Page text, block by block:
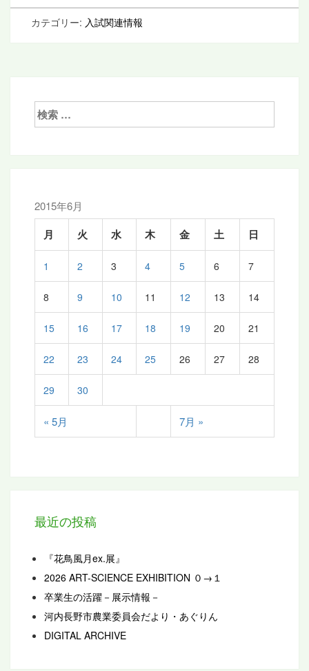
カテゴリー: 入試関連情報
検
索:
2015年6月
月 火 水 木 金 土 日
« 5月 7月 »
1 2 3 4 5 6 7
8 9 10 11 12 13 14
15 16 17 18 19 20 21
22 23 24 25 26 27 28
29 30
最近の投稿
『花鳥風月ex.展』
2026 ART-SCIENCE EXHIBITION ０→１
卒業生の活躍－展示情報－
河内長野市農業委員会だより・あぐりん
DIGITAL ARCHIVE